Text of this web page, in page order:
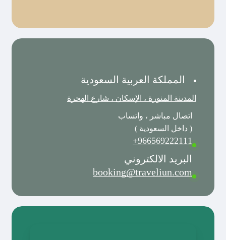
المملكة العربية السعودية
المدينة المنورة ، الإسكان ، شارع الهجرة
اتصال مباشر ، واتساب
( داخل السعودية )
966569222111+
البريد الالكتروني
booking@traveliun.com